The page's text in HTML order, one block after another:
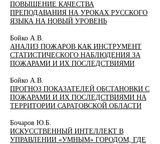
ПОВЫШЕНИЕ КАЧЕСТВА
ПРЕПОДАВАНИЯ НА УРОКАХ РУССКОГО
ЯЗЫКА НА НОВЫЙ УРОВЕНЬ
Бойко А.В.
АНАЛИЗ ПОЖАРОВ КАК ИНСТРУМЕНТ
СТАТИСТИЧЕСКОГО НАБЛЮДЕНИЯ ЗА
ПОЖАРАМИ И ИХ ПОСЛЕДСТВИЯМИ
Бойко А.В.
ПРОГНОЗ ПОКАЗАТЕЛЕЙ ОБСТАНОВКИ С
ПОЖАРАМИ И ИХ ПОСЛЕДСТВИЯМИ НА
ТЕРРИТОРИИ САРАТОВСКОЙ ОБЛАСТИ
Бочаров Ю.Б.
ИСКУССТВЕННЫЙ ИНТЕЛЛЕКТ В
УПРАВЛЕНИИ «УМНЫМ» ГОРОДОМ, ГДЕ